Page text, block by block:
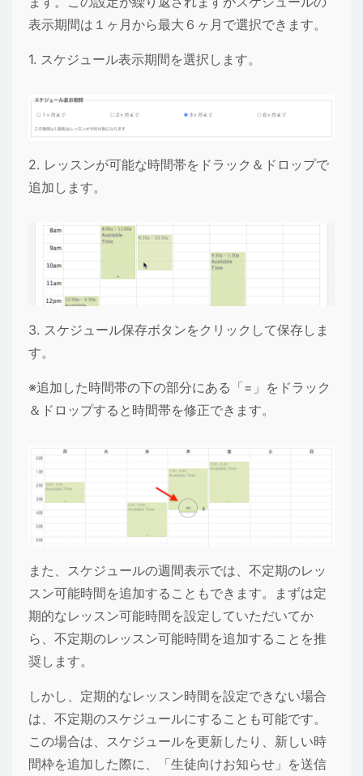
表示期間は１ヶ月から最大６ヶ月で選択できます。
1. スケジュール表示期間を選択します。
2. レッスンが可能な時間帯をドラック＆ドロップで
追加します。
3. スケジュール保存ボタンをクリックして保存しま
す。
※追加した時間帯の下の部分にある 「=」 をドラック
＆ドロップすると時間帯を修正できます。
また、スケジュールの週間表示では、不定期のレッ
スン可能時間を追加することもできます。まずは定
期的なレッスン可能時間を設定していただいてか
ら、不定期のレッスン可能時間を追加することを推
奨します。
しかし、定期的なレッスン時間を設定できない場合
は、不定期のスケジュールにすることも可能です。
この場合は、スケジュールを更新したり、新しい時
間枠を追加した際に、「生徒向けお知らせ」を送信